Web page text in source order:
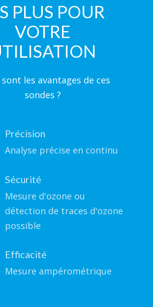
PLUS POUR
VOTRE
sont les avantages de ces
sondes ?
Précision
Analyse précise en continu
Sécurité
Mesure d'ozone ou
détection de traces d'ozone
possible
Efficacité
Mesure ampérométrique